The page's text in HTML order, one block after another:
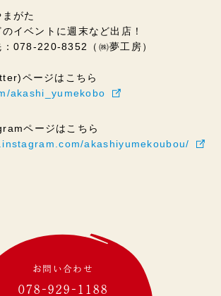
がた
イベントに週末など出店！
：078-220-8352（㈱夢工房）
ページはこちら
akashi_yumekobo
ページはこちら
akashiyumekoubou/
お問い合わせ
078-929-1188